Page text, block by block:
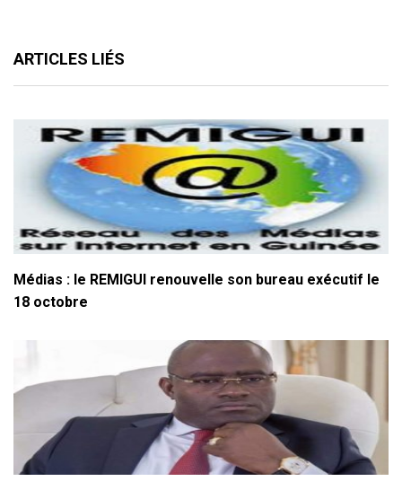
ARTICLES LIÉS
Médias : le REMIGUI renouvelle son bureau exécutif le
18 octobre